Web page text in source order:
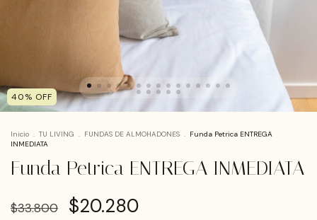
40% OFF
Inicio . TU LIVING . FUNDAS DE ALMOHADONES . Funda Petrica ENTREGA
INMEDIATA
Funda Petrica ENTREGA INMEDIATA
$33.800 $20.280